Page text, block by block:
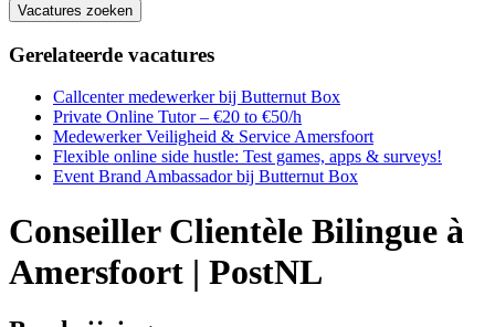
Vacatures zoeken
Gerelateerde vacatures
Callcenter medewerker bij Butternut Box
Private Online Tutor – €20 to €50/h
Medewerker Veiligheid & Service Amersfoort
Flexible online side hustle: Test games, apps & surveys!
Event Brand Ambassador bij Butternut Box
Conseiller Clientèle Bilingue à
Amersfoort | PostNL